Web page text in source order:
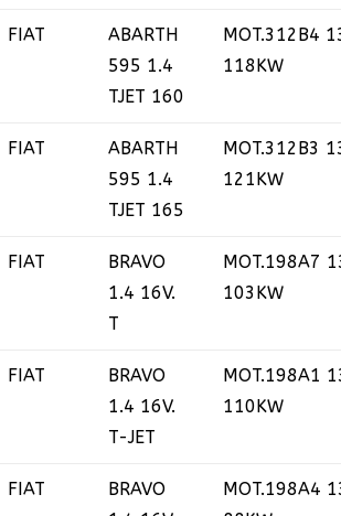
FIAT
ABARTH
595 1.4
TJET 160
MOT.312B4
118KW
FIAT
ABARTH
595 1.4
TJET 165
MOT.312B3
121KW
FIAT
BRAVO
1.4 16V.
T
MOT.198A7
103KW
FIAT
BRAVO
1.4 16V.
T-JET
MOT.198A1
110KW
FIAT
BRAVO
MOT.198A4